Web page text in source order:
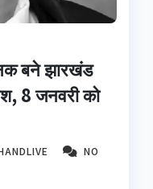
बने झारखंड
8 जनवरी को
NO